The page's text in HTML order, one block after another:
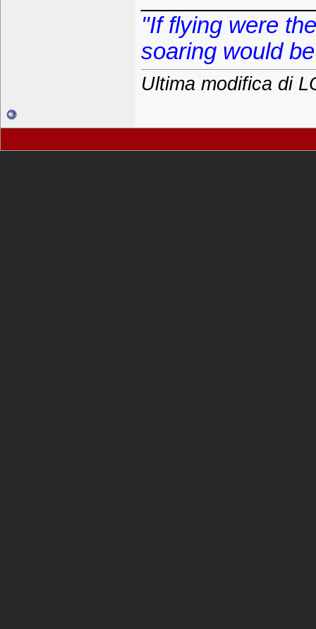
"If flying were
soaring would
Ultima modifica di